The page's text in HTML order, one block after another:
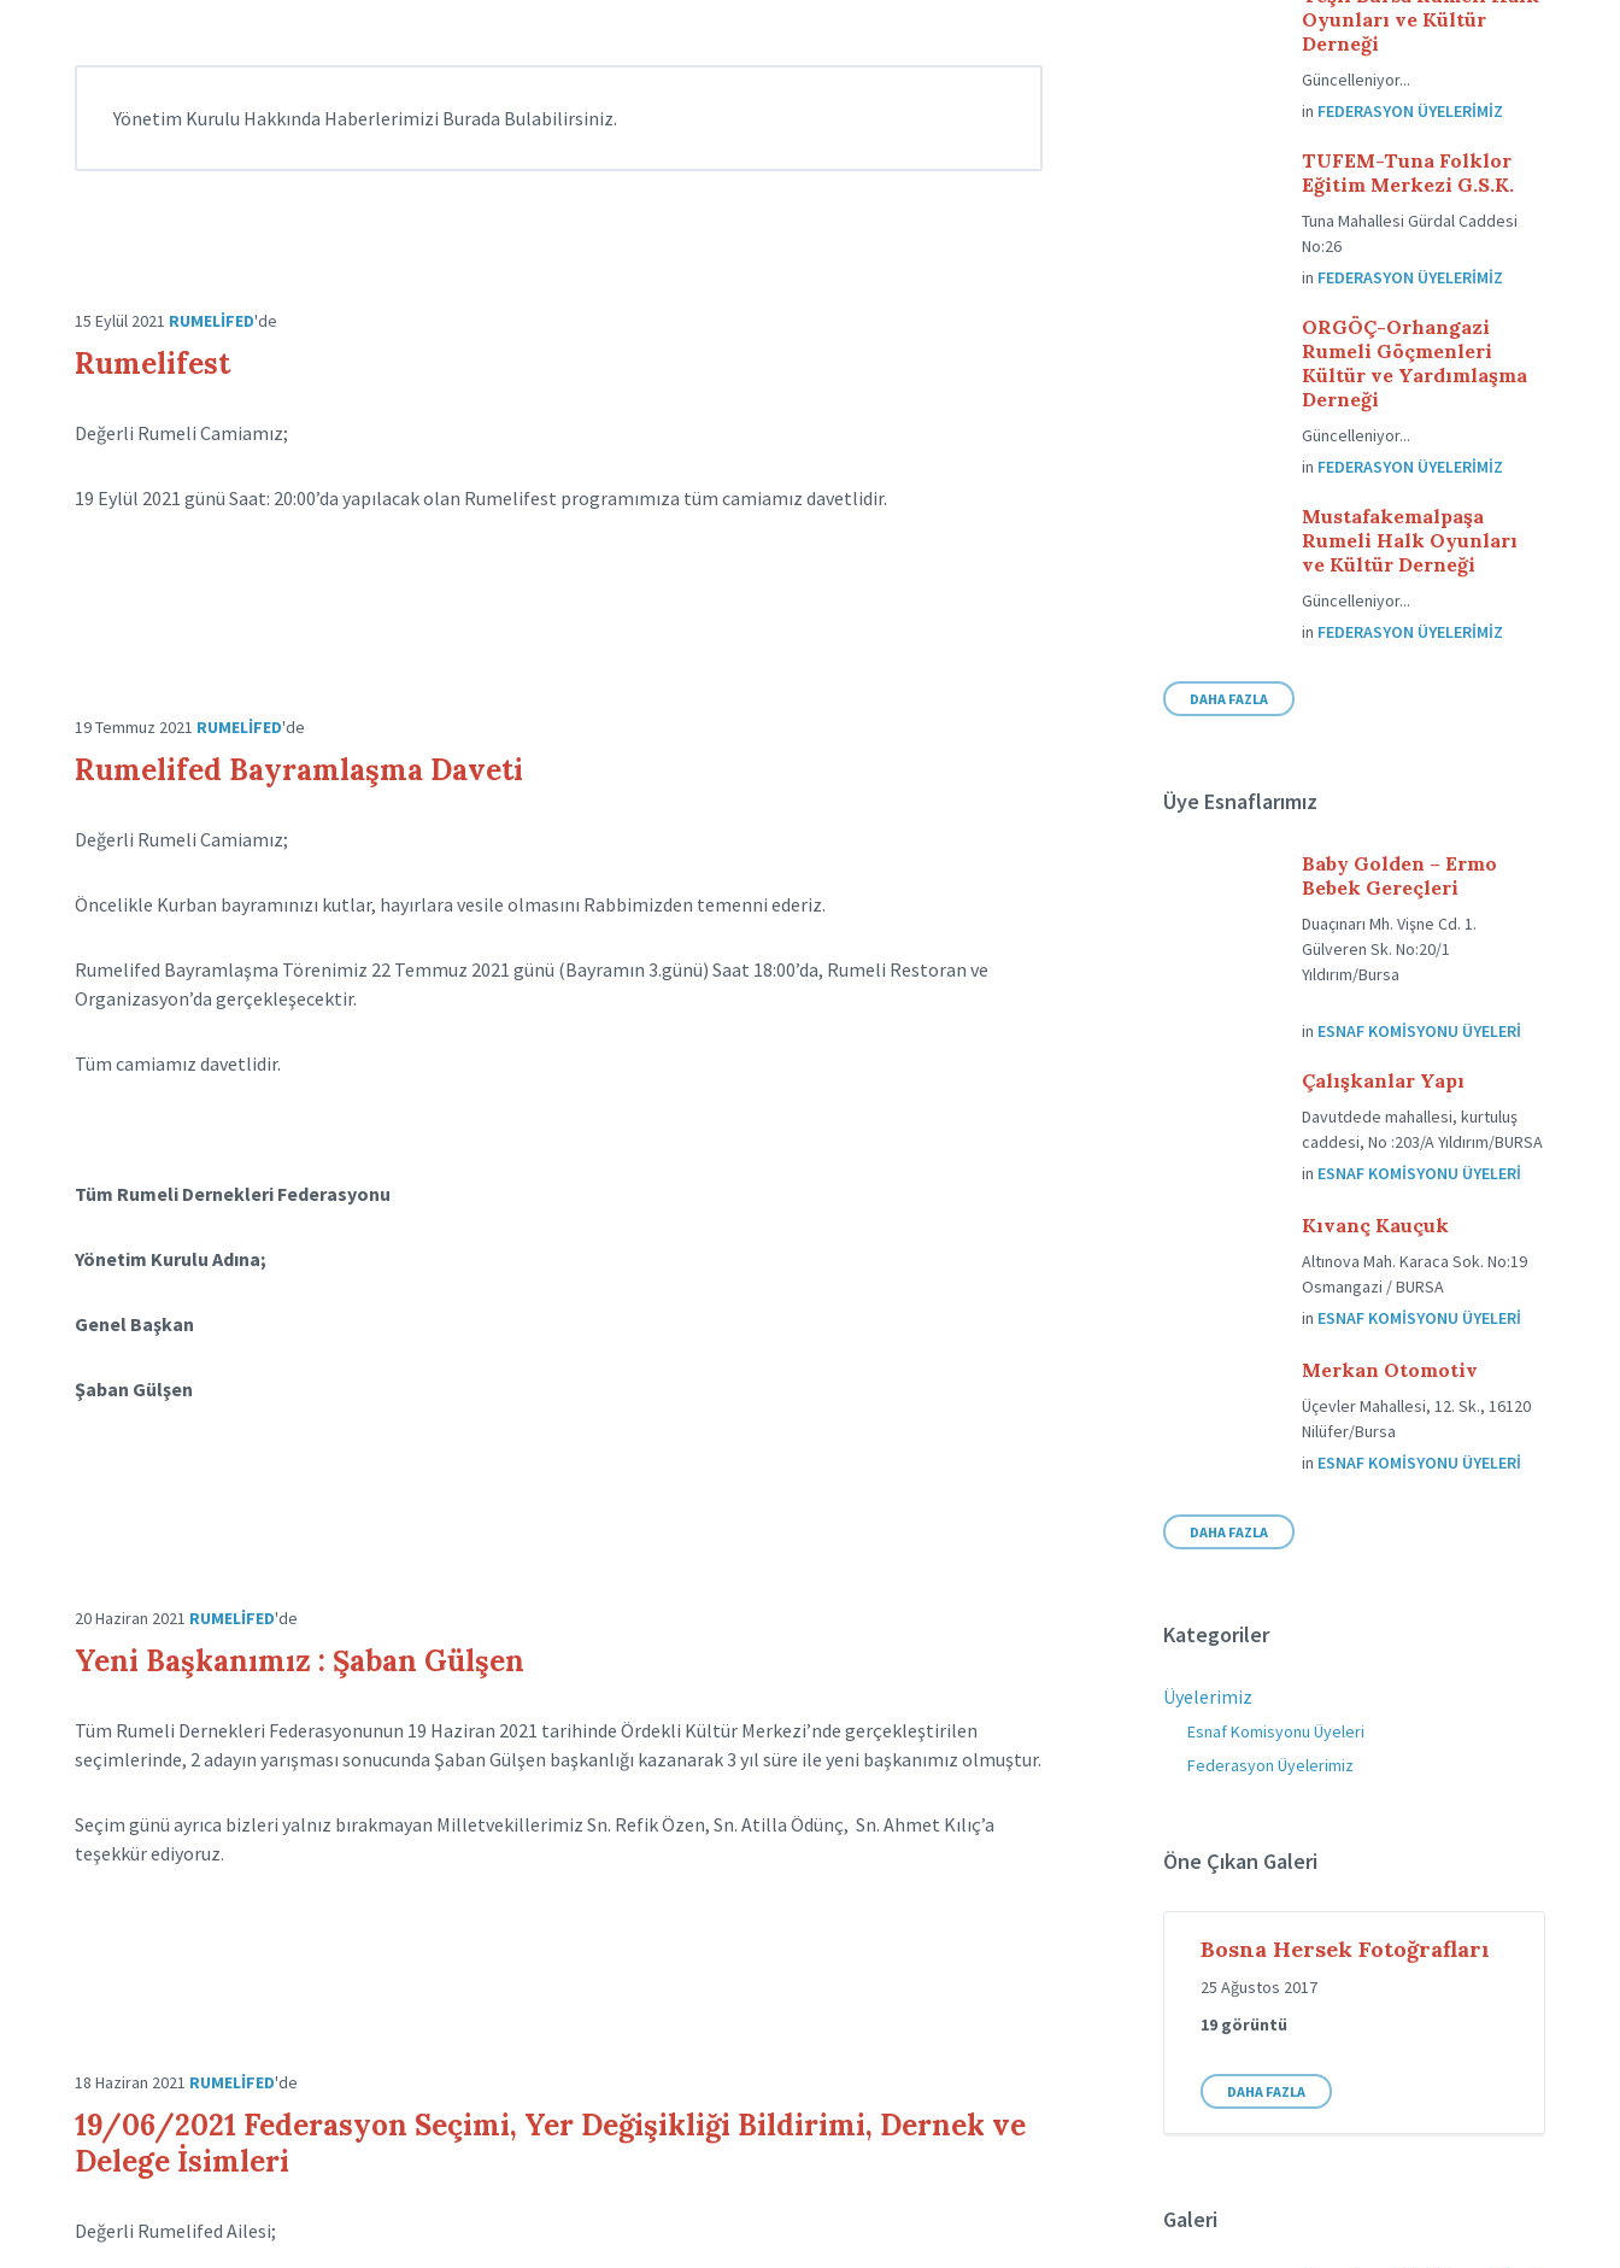
Yönetim Kurulu Hakkında Haberlerimizi Burada Bulabilirsiniz.
15 Eylül 2021 RUMELIFED'de
Rumelifest
Değerli Rumeli Camiamız;
19 Eylül 2021 günü Saat: 20:00’da yapılacak olan Rumelifest programımıza tüm camiamız davetlidir.
19 Temmuz 2021 RUMELIFED'de
Rumelifed Bayramlaşma Daveti
Değerli Rumeli Camiamız;
Öncelikle Kurban bayramınızı kutlar, hayırlara vesile olmasını Rabbimizden temenni ederiz.
Rumelifed Bayramlaşma Törenimiz 22 Temmuz 2021 günü (Bayramın 3.günü) Saat 18:00’da, Rumeli Restoran ve
Organizasyon’da gerçekleşecektir.
Tüm camiamız davetlidir.
Tüm Rumeli Dernekleri Federasyonu
Yönetim Kurulu Adına;
Genel Başkan
Şaban Gülşen
20 Haziran 2021 RUMELIFED'de
Yeni Başkanımız : Şaban Gülşen
Tüm Rumeli Dernekleri Federasyonunun 19 Haziran 2021 tarihinde Ördekli Kültür Merkezi’nde gerçekleştirilen
seçimlerinde, 2 adayın yarışması sonucunda Şaban Gülşen başkanlığı kazanarak 3 yıl süre ile yeni başkanımız olmuştur.
Seçim günü ayrıca bizleri yalnız bırakmayan Milletvekillerimiz Sn. Refik Özen, Sn. Atilla Ödünç, Sn. Ahmet Kılıç’a
teşekkür ediyoruz.
18 Haziran 2021 RUMELIFED'de
19/06/2021 Federasyon Seçimi, Yer Değişikliği Bildirimi, Dernek ve
Delege İsimleri
Değerli Rumelifed Ailesi;
Oyunları ve Kültür
Derneği
Güncelleniyor...
in FEDERASYON ÜYELERIMIZ
TUFEM-Tuna Folklor
Eğitim Merkezi G.S.K.
Tuna Mahallesi Gürdal Caddesi
No:26
in FEDERASYON ÜYELERIMIZ
ORGÖÇ-Orhangazi
Rumeli Göçmenleri
Kültür ve Yardımlaşma
Derneği
Güncelleniyor...
in FEDERASYON ÜYELERIMIZ
Mustafakemalpaşa
Rumeli Halk Oyunları
ve Kültür Derneği
Güncelleniyor...
in FEDERASYON ÜYELERIMIZ
DAHA FAZLA
Üye Esnaflarımız
Baby Golden – Ermo
Bebek Gereçleri
Duaçınarı Mh. Vişne Cd. 1.
Gülveren Sk. No:20/1
Yıldırım/Bursa
in ESNAF KOMISYONU ÜYELERI
Çalışkanlar Yapı
Davutdede mahallesi, kurtuluş
caddesi, No :203/A Yıldırım/BURSA
in ESNAF KOMISYONU ÜYELERI
Kıvanç Kauçuk
Altınova Mah. Karaca Sok. No:19
Osmangazi / BURSA
in ESNAF KOMISYONU ÜYELERI
Merkan Otomotiv
Üçevler Mahallesi, 12. Sk., 16120
Nilüfer/Bursa
in ESNAF KOMISYONU ÜYELERI
DAHA FAZLA
Kategoriler
Üyelerimiz
Esnaf Komisyonu Üyeleri
Federasyon Üyelerimiz
Öne Çıkan Galeri
Bosna Hersek Fotoğrafları
25 Ağustos 2017
19 görüntü
DAHA FAZLA
Galeri